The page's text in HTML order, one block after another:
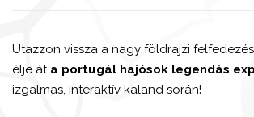
Utazzon vissza a nagy földrajzi
élje át a portugál hajósok legendás
izgalmas, interaktív kaland során!